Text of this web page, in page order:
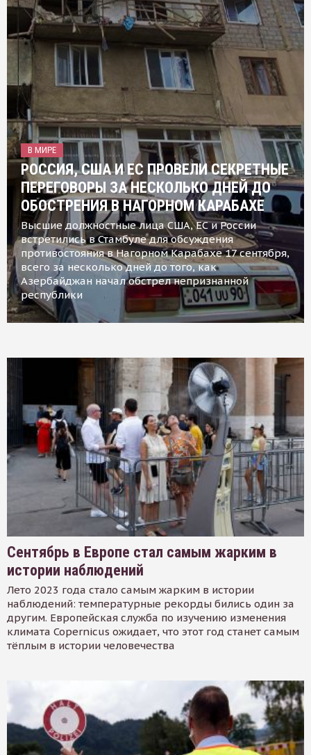
В МИРЕ
РОССИЯ, США И ЕС ПРОВЕЛИ СЕКРЕТНЫЕ
ПЕРЕГОВОРЫ ЗА НЕСКОЛЬКО ДНЕЙ ДО
ОБОСТРЕНИЯ В НАГОРНОМ КАРАБАХЕ
Высшие должностные лица США, ЕС и России
встретились в Стамбуле для обсуждения
противостояния в Нагорном Карабахе 17 сентября,
всего за несколько дней до того, как
Азербайджан начал обстрел непризнанной
республики
Сентябрь в Европе стал самым жарким в
истории наблюдений
Лето 2023 года стало самым жарким в истории
наблюдений: температурные рекорды бились один за
другим. Европейская служба по изучению изменения
климата Copernicus ожидает, что этот год станет самым
тёплым в истории человечества